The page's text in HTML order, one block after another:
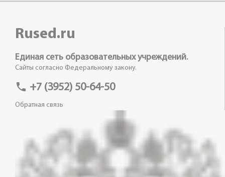
Rused.ru
Единая сеть образовательных учреждений.
Сайты согласно Федеральному закону.
phone +7 (3952) 50-64-50
Обратная связь